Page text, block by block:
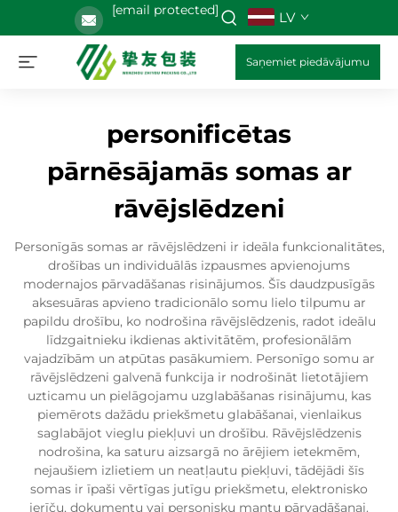
[email protected] LV
Saņemiet piedāvājumu
personificētas
pārnēsājamās somas ar
rāvējslēdzeni
Personīgās somas ar rāvējslēdzeni ir ideāla funkcionalitātes,
drošības un individuālās izpausmes apvienojums
modernajos pārvadāšanas risinājumos. Šīs daudzpusīgās
aksesuāras apvieno tradicionālo somu lielo tilpumu ar
papildu drošību, ko nodrošina rāvējslēdzenis, radot ideālu
līdzgaitnieku ikdienas aktivitātēm, profesionālām
vajadzībām un atpūtas pasākumiem. Personīgo somu ar
rāvējslēdzeni galvenā funkcija ir nodrošināt lietotājiem
uzticamu un pielāgojamu uzglabāšanas risinājumu, kas
piemērots dažādu priekšmetu glabāšanai, vienlaikus
saglabājot vieglu piekļuvi un drošību. Rāvējslēdzenis
nodrošina, ka saturu aizsargā no ārējiem ietekmēm,
nejaušiem izlietiem un neatļautu piekļuvi, tādējādi šīs
somas ir īpaši vērtīgas jutīgu priekšmetu, elektronisko
ierīču, dokumentu vai personisku mantu pārvadāšanai.